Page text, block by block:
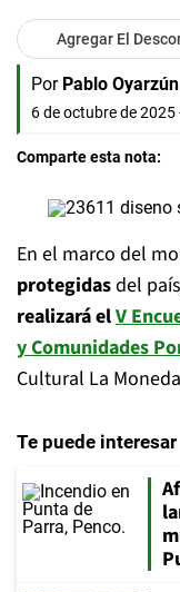
Agregar El
Por Pablo Oyarzún
6 de octubre de 2025
Comparte esta nota:
En el marco del
protegidasdel
realizará elV
y Comunidades
Cultural La
Te puede interesar